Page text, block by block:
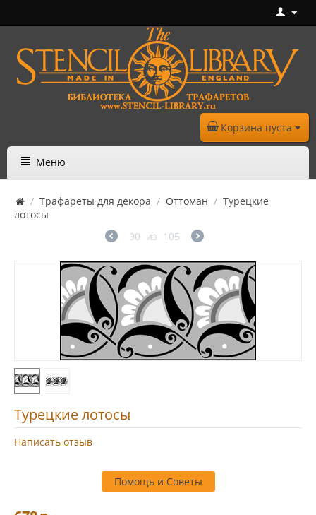
Корзина пуста
Меню
/ Трафареты для декора / Оттоман / Турецкие
лотосы
90 из 105
Турецкие лотосы
Написать отзыв
Помощь и Советы